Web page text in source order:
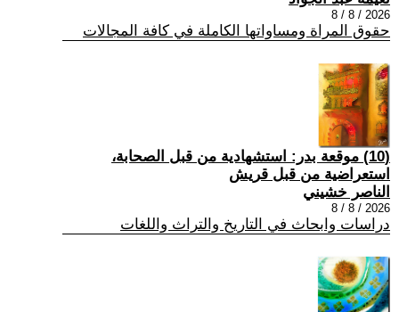
2026 / 8 / 8
حقوق المراة ومساواتها الكاملة في كافة المجالات
(10) موقعة بدر: استشهادية من قبل الصحابة،
استعراضية من قبل قريش
الناصر خشيني
2026 / 8 / 8
دراسات وابحاث في التاريخ والتراث واللغات